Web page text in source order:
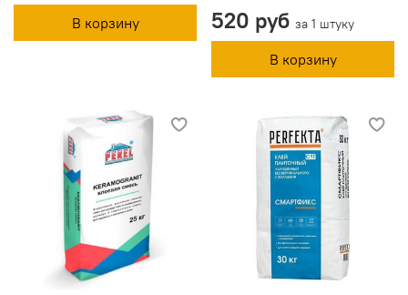
В корзину 520 руб за 1 штуку
В корзину